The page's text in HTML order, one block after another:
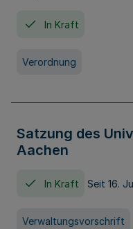
In Kraft
Verordnung
Satzung des
Aachen
In Kraft Seit 16.
Verwaltungsvorschrift